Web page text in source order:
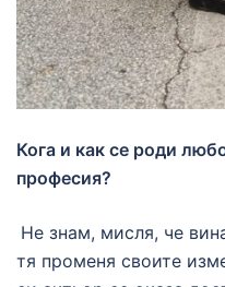
Кога и как се роди
професия?
Не знам, мисля, че
тя променя своите